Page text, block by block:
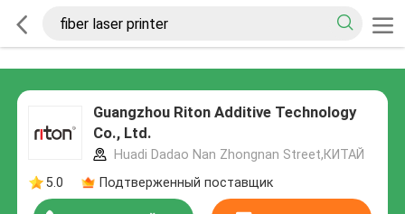
Guangzhou Riton Additive Technology
Co., Ltd.
Huadi Dadao Nan Zhongnan Street,КИТАЙ
5.0
Подтверженный поставщик